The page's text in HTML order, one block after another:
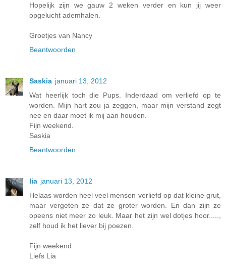
Hopelijk zijn we gauw 2 weken verder en kun jij weer
opgelucht ademhalen.
Groetjes van Nancy
Beantwoorden
Saskia januari 13, 2012
Wat heerlijk toch die Pups. Inderdaad om verliefd op te
worden. Mijn hart zou ja zeggen, maar mijn verstand zegt
nee en daar moet ik mij aan houden.
Fijn weekend.
Saskia
Beantwoorden
lia januari 13, 2012
Helaas worden heel veel mensen verliefd op dat kleine grut,
maar vergeten ze dat ze groter worden. En dan zijn ze
opeens niet meer zo leuk. Maar het zijn wel dotjes hoor.....,
zelf houd ik het liever bij poezen.
Fijn weekend
Liefs Lia